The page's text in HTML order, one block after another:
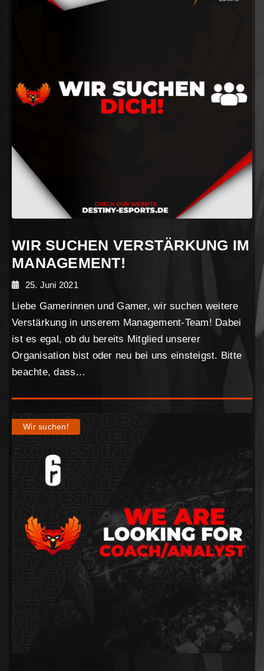
WIR SUCHEN VERSTÄRKUNG IM
MANAGEMENT!
25. Juni 2021
Liebe Gamerinnen und Gamer, wir suchen weitere
Verstärkung in unserem Management-Team! Dabei
ist es egal, ob du bereits Mitglied unserer
Organisation bist oder neu bei uns einsteigst. Bitte
beachte, dass…
Wir suchen!